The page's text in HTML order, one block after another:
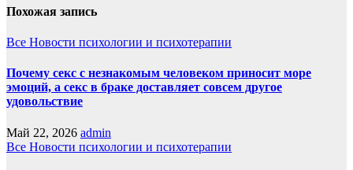
Похожая запись
Все Новости психологии и психотерапии
Почему секс с незнакомым человеком приносит море
эмоций, а секс в браке доставляет совсем другое
удовольствие
Май 22, 2026 admin
Все Новости психологии и психотерапии